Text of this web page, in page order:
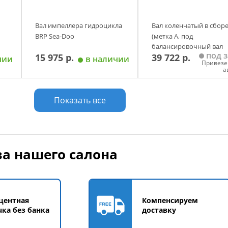
Вал импеллера гидроцикла
BRP Sea-Doo
15 975 р. в наличии
Добавить в корзину
Вал коленчатый в сборе
(метка A, под
балансировочный вал
метка B)
39 722 р. под
Показать все
нашего салона
без банка
Компенсируем
доставку